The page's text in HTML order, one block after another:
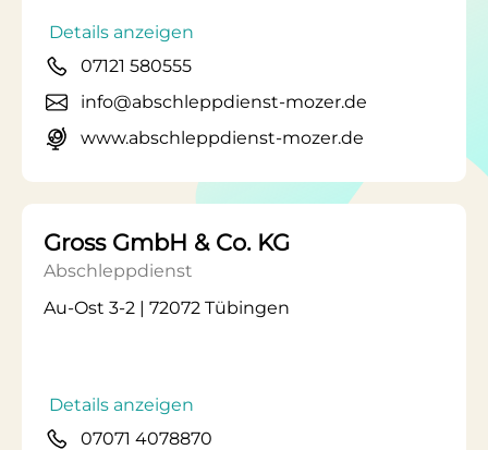
Details anzeigen
07121 580555
info@abschleppdienst-mozer.de
www.abschleppdienst-mozer.de
Gross GmbH & Co. KG
Abschleppdienst
Au-Ost 3-2 | 72072 Tübingen
Details anzeigen
07071 4078870